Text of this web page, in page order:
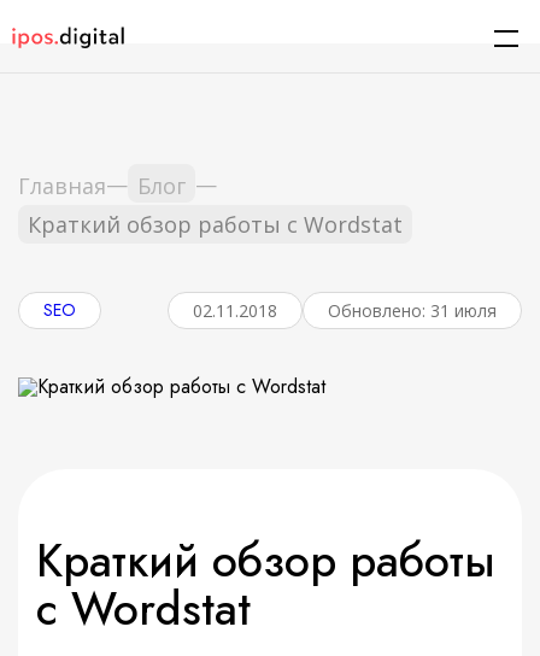
Главная— Блог —
Краткий обзор работы с Wordstat
SEO 02.11.2018 Обновлено: 31 июля
Краткий обзор работы
с Wordstat